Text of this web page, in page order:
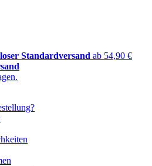
Standardversand ab 54,90 €